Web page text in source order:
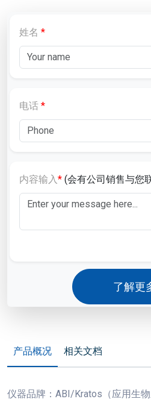
姓名 *
电话 *
内容输入* (会有公司销售与您
了解更
产品概况 相关文档
仪器品牌： ABI/Kratos（应用生